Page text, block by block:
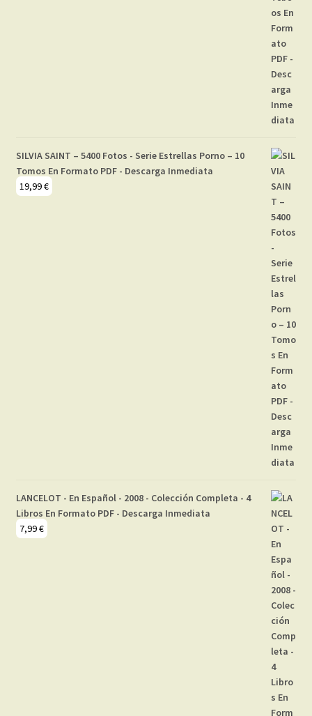
SILVIA SAINT – 5400 Fotos - Serie Estrellas Porno – 10
Tomos En Formato PDF - Descarga Inmediata
19,99€
LANCELOT - En Español - 2008 - Colección Completa - 4
Libros En Formato PDF - Descarga Inmediata
7,99€